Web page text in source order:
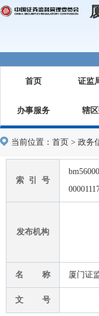
首页 证监
办事服务 辖
当前位置： 首页 > 政务
索 引 号
发布机构
名 称 厦门证
文 号